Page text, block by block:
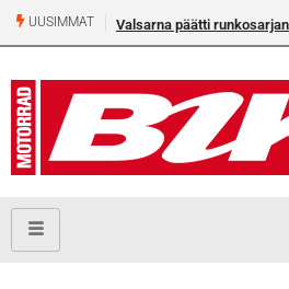
UUSIMMAT Valsarna päätti